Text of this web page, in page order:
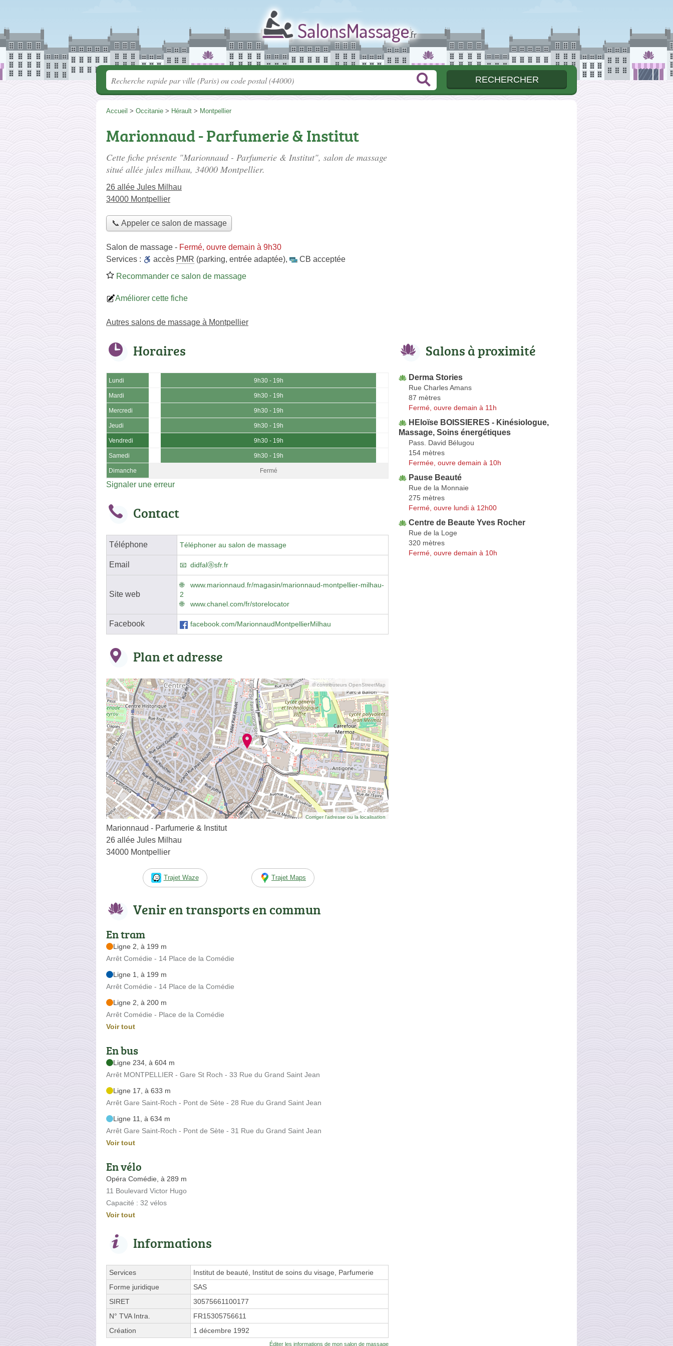
Accueil > Occitanie > Hérault > Montpellier
Marionnaud - Parfumerie & Institut
Cette fiche présente "Marionnaud - Parfumerie & Institut", salon de massage
situé allée jules milhau, 34000 Montpellier.
26 allée Jules Milhau
34000 Montpellier
📞 Appeler ce salon de massage
Salon de massage - Fermé, ouvre demain à 9h30
Services :
accès PMR (parking, entrée adaptée),
CB acceptée
Recommander ce salon de massage
Améliorer cette fiche
Autres salons de massage à Montpellier
Horaires
Lundi 9h30 - 19h
Mardi 9h30 - 19h
Mercredi 9h30 - 19h
Jeudi 9h30 - 19h
Vendredi 9h30 - 19h
Samedi 9h30 - 19h
Dimanche Fermé
Signaler une erreur
Contact
Téléphone Téléphoner au salon de massage
Email didfalⓐsfr.fr
Site web
www.marionnaud.fr/magasin/marionnaud-montpellier-milhau-
2
www.chanel.com/fr/storelocator
Facebook facebook.com/MarionnaudMontpellierMilhau
Plan et adresse
© contributeurs OpenStreetMap
Corriger l’adresse ou la localisation
Marionnaud - Parfumerie & Institut
26 allée Jules Milhau
34000 Montpellier
Trajet Waze Trajet Maps
Venir en transports en commun
En tram
Ligne 2, à 199 m
Arrêt Comédie - 14 Place de la Comédie
Ligne 1, à 199 m
Arrêt Comédie - 14 Place de la Comédie
Ligne 2, à 200 m
Arrêt Comédie - Place de la Comédie
Voir tout
En bus
Ligne 234, à 604 m
Arrêt MONTPELLIER - Gare St Roch - 33 Rue du Grand Saint Jean
Ligne 17, à 633 m
Arrêt Gare Saint-Roch - Pont de Sète - 28 Rue du Grand Saint Jean
Ligne 11, à 634 m
Arrêt Gare Saint-Roch - Pont de Sète - 31 Rue du Grand Saint Jean
Voir tout
En vélo
Opéra Comédie, à 289 m
11 Boulevard Victor Hugo
Capacité : 32 vélos
Voir tout
Informations
Services
Institut de beauté, Institut de soins du visage, Parfumerie
Forme juridique
SAS
SIRET
30575661100177
N° TVA Intra.
FR15305756611
Création
1 décembre 1992
Éditer les informations de mon salon de massage
Salons à proximité
Derma Stories
Rue Charles Amans
87 mètres
Fermé, ouvre demain à 11h
HEloïse BOISSIERES - Kinésiologue,
Massage, Soins énergétiques
Pass. David Bélugou
154 mètres
Fermée, ouvre demain à 10h
Pause Beauté
Rue de la Monnaie
275 mètres
Fermé, ouvre lundi à 12h00
Centre de Beaute Yves Rocher
Rue de la Loge
320 mètres
Fermé, ouvre demain à 10h